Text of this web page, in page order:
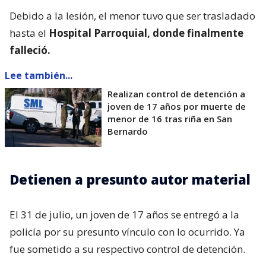
Debido a la lesión, el menor tuvo que ser trasladado
hasta el Hospital Parroquial, donde finalmente
falleció.
Lee también...
Realizan control de detención a
joven de 17 años por muerte de
menor de 16 tras riña en San
Bernardo
Detienen a presunto autor material
El 31 de julio, un joven de 17 años se entregó a la
policía por su presunto vínculo con lo ocurrido. Ya
fue sometido a su respectivo control de detención.